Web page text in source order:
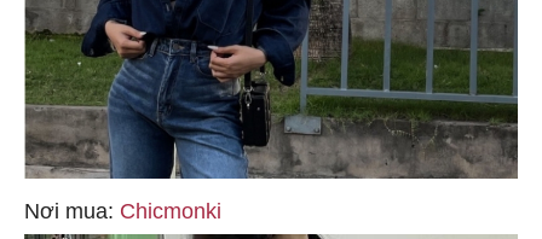
Nơi mua: Chicmonki